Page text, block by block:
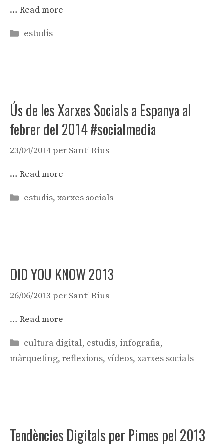
… Read more
Categories
estudis
Ús de les Xarxes Socials a Espanya al
febrer del 2014 #socialmedia
23/04/2014per Santi Rius
… Read more
Categories
estudis, xarxes socials
DID YOU KNOW 2013
26/06/2013 per Santi Rius
… Read more
Categories
cultura digital, estudis, infografia,
màrqueting, reflexions, vídeos, xarxes socials
Tendències Digitals per Pimes pel 2013